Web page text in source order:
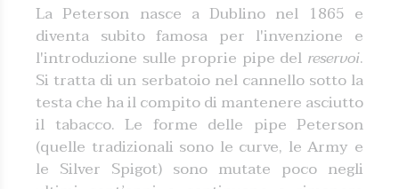
La Peterson nasce a Dublino nel 1865 e
diventa subito famosa per l'invenzione e
l'introduzione sulle proprie pipe del reservoi.
Si tratta di un serbatoio nel can­nello sotto la
testa che ha il compito di mantenere asciutto
il tabacco. Le forme delle pipe Peterson
(quelle tradizionali sono le curve, le Army e
le Silver Spigot) sono mutate poco negli